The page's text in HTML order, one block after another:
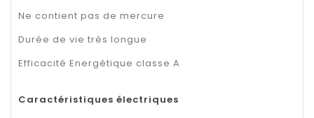
Ne contient pas de mercure
Durée de vie très longue
Efficacité Energétique classe A
Caractéristiques électriques